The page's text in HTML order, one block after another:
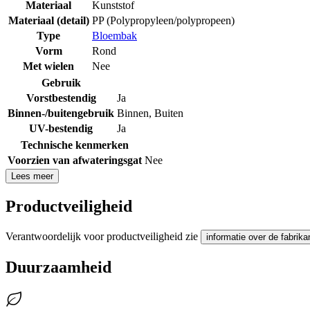
Materiaal
Kunststof
Materiaal (detail) PP (Polypropyleen/polypropeen)
Type
Bloembak
Vorm
Rond
Met wielen
Nee
Gebruik
Vorstbestendig
Ja
Binnen-/buitengebruik Binnen, Buiten
UV-bestendig
Ja
Technische kenmerken
Voorzien van afwateringsgat Nee
Lees meer
Productveiligheid
Verantwoordelijk voor productveiligheid zie informatie over de
Duurzaamheid